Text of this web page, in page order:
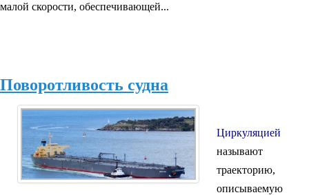
малой скорости, обеспечивающей...
Поворотливость судна
Циркуляцией
называют
траекторию,
описываемую